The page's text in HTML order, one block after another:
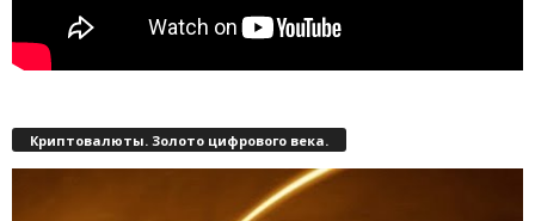
Криптовалюты. Золото цифрового века.